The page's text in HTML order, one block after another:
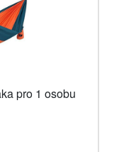
pro 1 osobu